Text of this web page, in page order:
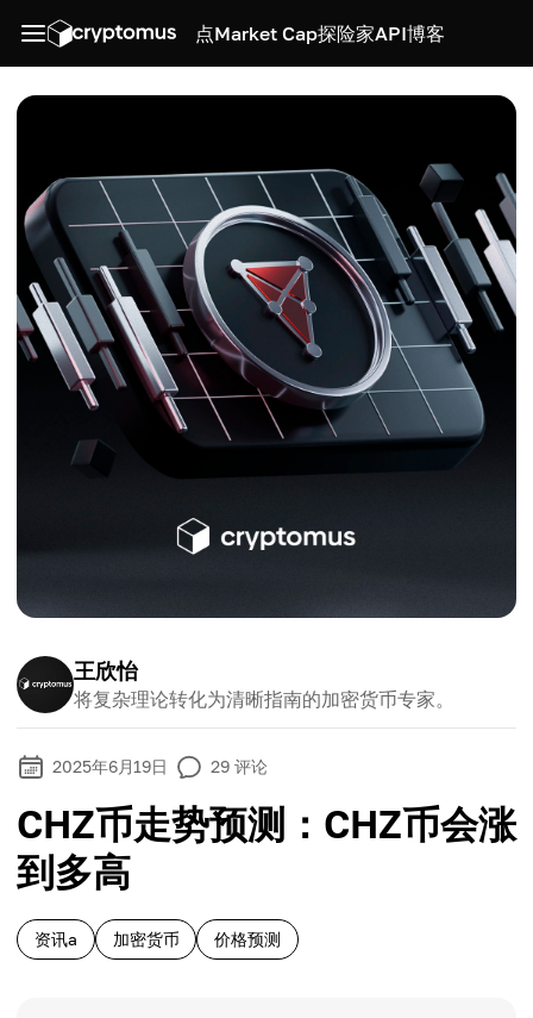
点Market Cap探险家API博客
王欣怡
将复杂理论转化为清晰指南的加密货币专家。
2025年6月19日 29 评论
CHZ币走势预测：CHZ币会涨
到多高
资讯a 加密货币 价格预测